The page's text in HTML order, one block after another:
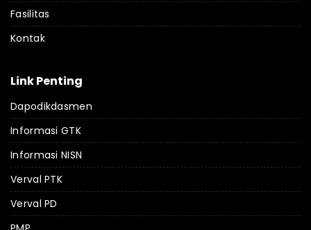
Fasilitas
Kontak
Link Penting
Dapodikdasmen
Informasi GTK
Informasi NISN
Verval PTK
Verval PD